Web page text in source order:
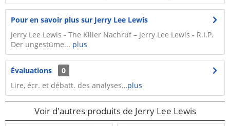
Pour en savoir plus sur Jerry Lee Lewis
Jerry Lee Lewis - The Killer Nachruf – Jerry Lee Lewis - R.I.P.
Der ungestüme... plus
Évaluations
0
Lire, écr. et débatt. des analyses…plus
Voir d'autres produits de Jerry Lee Lewis